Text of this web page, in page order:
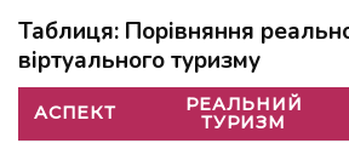
Таблиця: Порівняння
віртуального туризму
АСПЕКТ
РЕАЛЬНИЙ
ТУРИЗМ